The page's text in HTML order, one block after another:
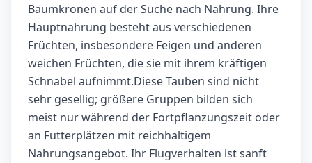
Baumkronen auf der Suche nach Nahrung. Ihre
Hauptnahrung besteht aus verschiedenen
Früchten, insbesondere Feigen und anderen
weichen Früchten, die sie mit ihrem kräftigen
Schnabel aufnimmt.Diese Tauben sind nicht
sehr gesellig; größere Gruppen bilden sich
meist nur während der Fortpflanzungszeit oder
an Futterplätzen mit reichhaltigem
Nahrungsangebot. Ihr Flugverhalten ist sanft